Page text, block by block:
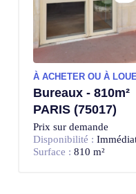
À ACHETER OU À
Bureaux - 810m²
PARIS (75017)
Prix sur demande
Disponibilité :
Surface : 810 m²